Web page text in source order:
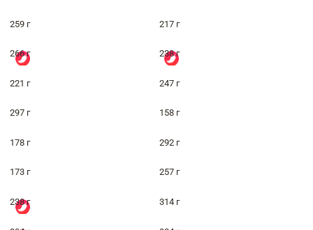
259 г 217 г
266 г 238 г
221 г 247 г
297 г 158 г
178 г 292 г
173 г 257 г
238 г 314 г